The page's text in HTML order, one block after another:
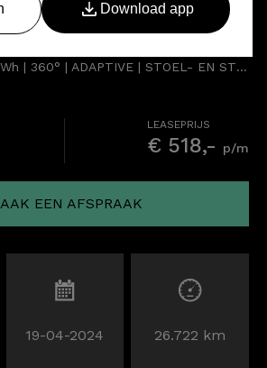
Mach-E
Standard RWD 75 kWh | 360° | ADAPTIVE | STOEL- EN STUURVERW.
LEASEPRIJS
€ 518,- p/m
EEN AFSPRAAK
19-04-2024 26.722 km